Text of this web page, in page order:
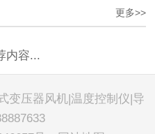
更多>>
内容...
变压器风机|温度控制仪|导